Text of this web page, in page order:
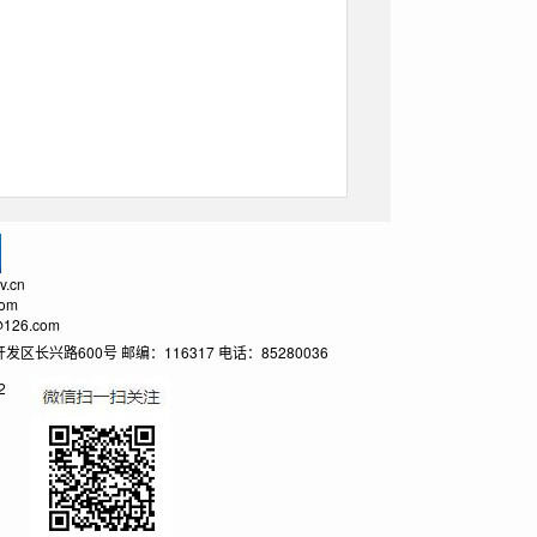
区长兴路600号 邮编：116317 电话：85280036